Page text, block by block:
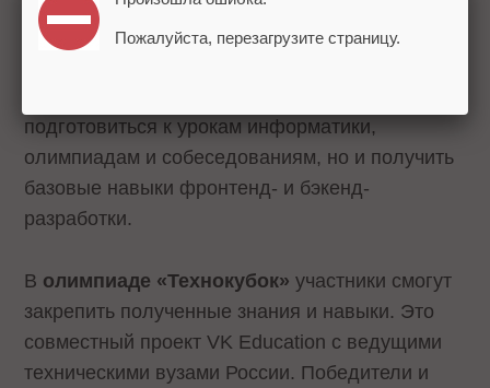
Винтерактивном тренажерешкольникам
подготовиться к урокам информатики,
олимпиадам и собеседованиям, но и получить
базовые навыки фронтенд- и бэкенд-
разработки.
В олимпиаде «Технокубок» участники смогут
закрепить полученные знания и навыки. Это
совместный проект VK Education с ведущими
техническими вузами России. Победители и
Пожалуйста, перезагрузите страницу.